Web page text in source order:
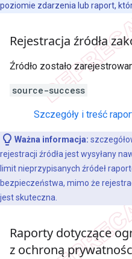
poziomie zdarzenia lub raport,
Rejestracja źródła
Źródło zostało
source-success
Szczegóły i treść
Ważna informacja:
rejestracji źródła jest wysyłany
limit nieprzypisanych źródeł
bezpieczeństwa, mimo że
jest skuteczna.
Raporty dotyczące
z ochroną